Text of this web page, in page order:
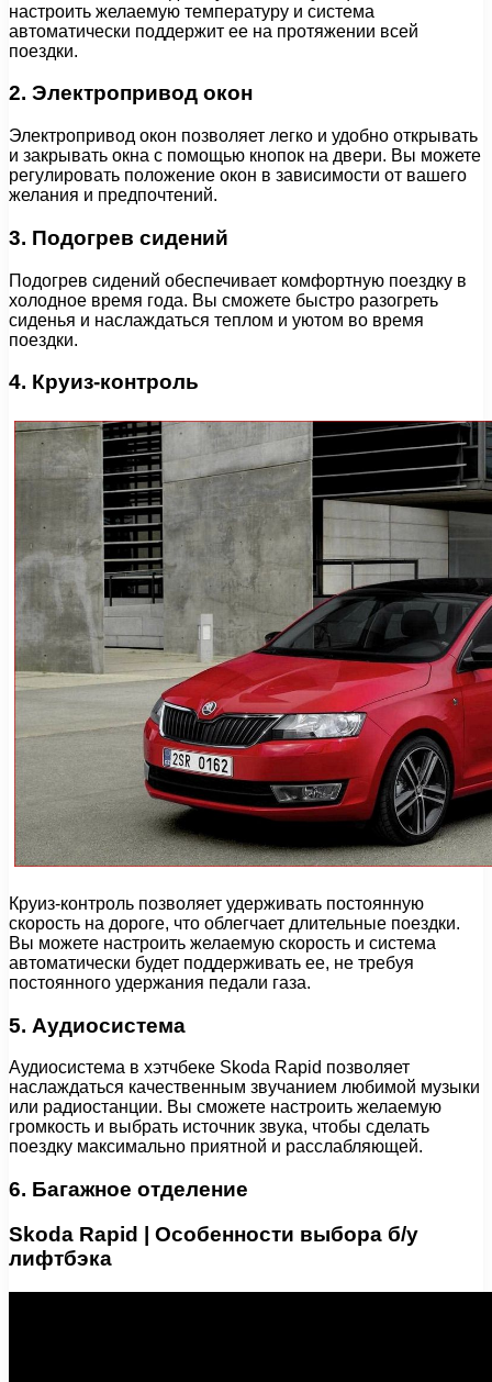
настроить желаемую температуру и система
автоматически поддержит ее на протяжении всей
поездки.
2. Электропривод окон
Электропривод окон позволяет легко и удобно открывать
и закрывать окна с помощью кнопок на двери. Вы можете
регулировать положение окон в зависимости от вашего
желания и предпочтений.
3. Подогрев сидений
Подогрев сидений обеспечивает комфортную поездку в
холодное время года. Вы сможете быстро разогреть
сиденья и наслаждаться теплом и уютом во время
поездки.
4. Круиз-контроль
Круиз-контроль позволяет удерживать постоянную
скорость на дороге, что облегчает длительные поездки.
Вы можете настроить желаемую скорость и система
автоматически будет поддерживать ее, не требуя
постоянного удержания педали газа.
5. Аудиосистема
Аудиосистема в хэтчбеке Skoda Rapid позволяет
наслаждаться качественным звучанием любимой музыки
или радиостанции. Вы сможете настроить желаемую
громкость и выбрать источник звука, чтобы сделать
поездку максимально приятной и расслабляющей.
6. Багажное отделение
Skoda Rapid | Особенности выбора б/у
лифтбэка